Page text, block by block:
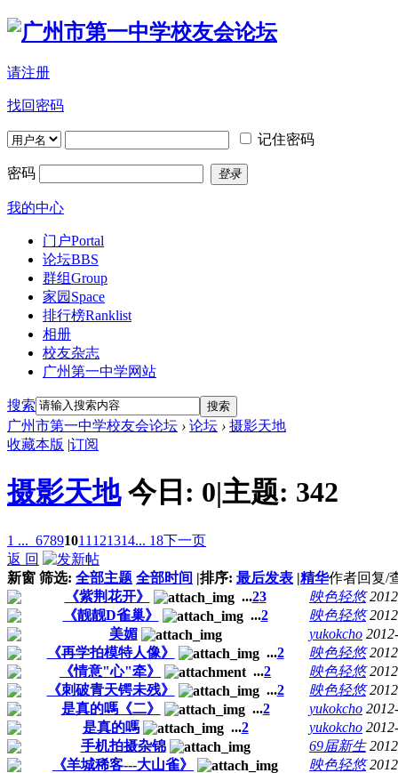
请注册
找回密码
记住密码
密码 登录
我的中心
门户Portal
论坛BBS
群组Group
家园 Space
排行榜Ranklist
相册
校友杂志
广州第一中学网站
搜索 搜索
广州市第一中学校友会论坛 › 论坛 › 摄影天地
收藏本版 |订阅
摄影天地 今日: 0|主题: 342
1 ... 67891011 121314... 18下一页
返 回
新窗 筛选: 全部主题 全部时间 |排序: 最后发表 |精华作者回复/
《紫荆花开》
...23 映色轻悠
《靓靓D雀巢》
...2 映色轻悠
美媚
yukokcho
《再学拍模特人像》
...2 映色轻悠
《情意"心"牵》
...2 映色轻悠
《刺破青天锷未残》
...2 映色轻悠
是真的嗎《二》
...2 yukokcho
是真的嗎
...2 yukokcho
手机拍摄杂锦
69届新生
《羊城稀客---大山雀》
映色轻悠